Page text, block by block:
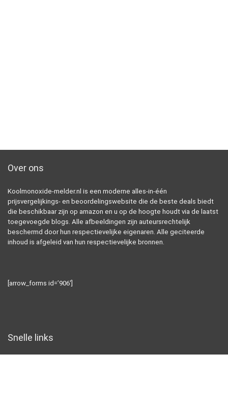
Over ons
Koolmonoxide-melder.nl is een moderne alles-in-één
prijsvergelijkings- en beoordelingswebsite die de beste deals biedt
die beschikbaar zijn op amazon en u op de hoogte houdt via de laatst
toegevoegde blogs. Alle afbeeldingen zijn auteursrechtelijk
beschermd door hun respectievelijke eigenaren. Alle geciteerde
inhoud is afgeleid van hun respectievelijke bronnen.
[arrow_forms id=’906′]
Snelle links